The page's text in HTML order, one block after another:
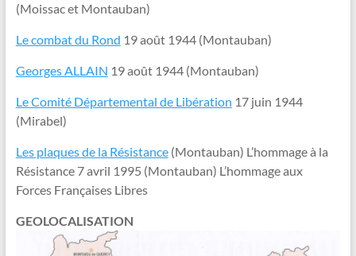
(Moissac et Montauban)
Le combat du Rond 19 août 1944 (Montauban)
Georges ALLAIN 19 août 1944 (Montauban)
Le Comité Départemental de Libération 17 juin 1944
(Mirabel)
Les plaques de la Résistance(Montauban) L’hommage à la
Résistance 7 avril 1995 (Montauban) L’hommage aux
Forces Françaises Libres
GEOLOCALISATION